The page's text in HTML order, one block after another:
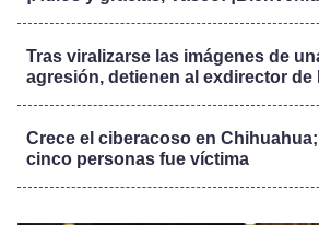
Tras viralizarse las imágenes de
agresión, detienen al exdirector de
Crece el ciberacoso en
cinco personas fue víctima